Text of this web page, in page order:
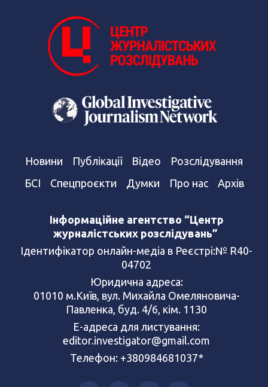
Новини Публікації Відео
Розслідування
БСІ
Спецпроєкти Думки Про нас Архів
Інформаційне агентство “Центр
журналістських розслідувань”
Ідентифікатор онлайн-медіа в Реєстрі:№ R40-
04702
Юридична адреса:
01010 м.Київ, вул. Михайла Омеляновича-
Павленка, буд. 4/6, кім. 1130
Е-адреса для листування:
editor.investigator@gmail.com
Телефон: +380984681037*